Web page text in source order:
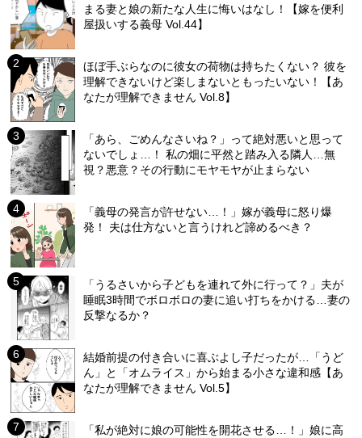
まる妻と娘の新たな人生に悔いはなし！【嫁を便利
屋扱いする義母 Vol.44】
ほぼ手ぶらなのに彼女の荷物は持ちたくない？ 彼を
理解できないけど楽しまないともったいない！【あ
なたが理解できません Vol.8】
「あら、ごめんなさいね？」って絶対悪いと思って
ないでしょ…！ 私の畑に平然と踏み入る隣人…無
視？悪意？その行動にモヤモヤが止まらない
「義母の発言が許せない…！」嫁が義母に怒り爆
発！ 夫は仕方ないと言うけれど諦めるべき？
「うるさいから子どもを連れて外に行って？」夫が
睡眠3時間でボロボロの妻に追い打ちをかける…妻の
反撃なるか？
結婚前提の付き合いに喜ぶよし子だったが…「うど
ん」と「オムライス」から始まる小さな違和感【あ
なたが理解できません Vol.5】
「私が絶対に娘の可能性を開花させる…！」娘に高